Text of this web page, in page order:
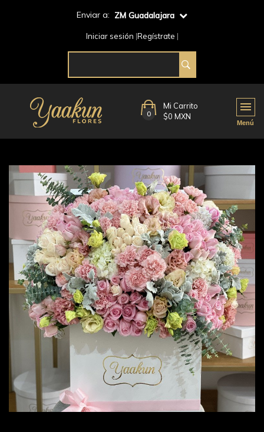
Enviar a: ZM Guadalajara
Iniciar sesión Regístrate
0
Mi Carrito
$0 MXN